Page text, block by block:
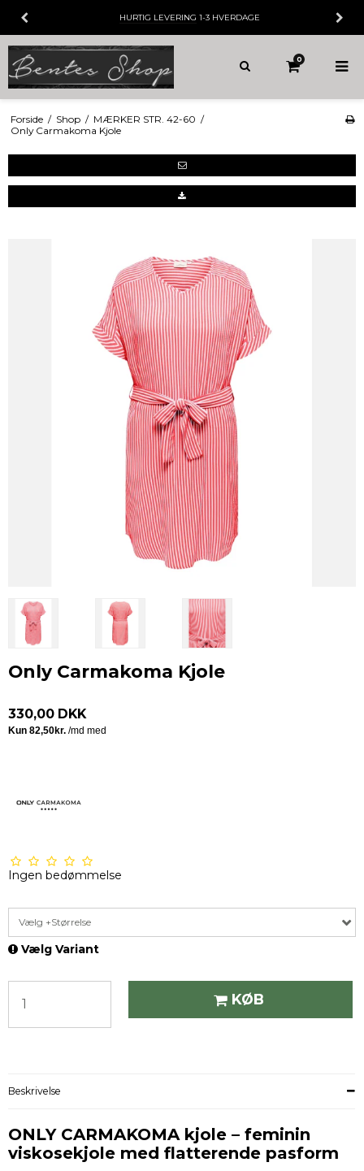
HURTIG LEVERING 1-3 HVERDAGE
0
Forside / Shop / MÆRKER STR. 42-60 /
Only Carmakoma Kjole
Only Carmakoma Kjole
330,00 DKK
Ingen bedømmelse
Vælg +Størrelse
Vælg Variant
KØB
Beskrivelse
ONLY CARMAKOMA kjole – feminin
viskosekjole med flatterende pasform